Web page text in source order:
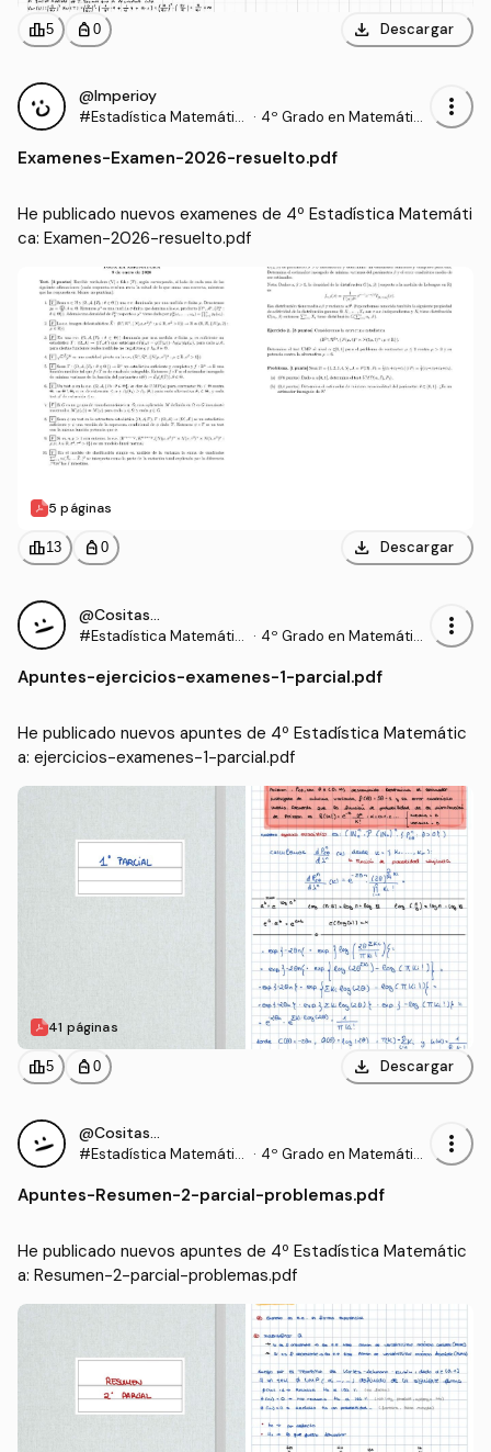
leaderboard5 personal_bag 0 download Descargar
@Imperioy
#Estadística Matemátic · 4º Grado en Matemátic
more_vert
Examenes-Examen-2026-resuelto.pdf
He publicado nuevos examenes de 4º Estadística Matemáti
ca: Examen-2026-resuelto.pdf
5 páginas
leaderboard13 personal_bag 0 download Descargar
@Cositas__
#Estadística Matemátic · 4º Grado en Matemátic
more_vert
Apuntes-ejercicios-examenes-1-parcial.pdf
He publicado nuevos apuntes de 4º Estadística Matemátic
a: ejercicios-examenes-1-parcial.pdf
41 páginas
leaderboard5 personal_bag 0 download Descargar
@Cositas__
#Estadística Matemátic · 4º Grado en Matemátic
more_vert
Apuntes-Resumen-2-parcial-problemas.pdf
He publicado nuevos apuntes de 4º Estadística Matemátic
a: Resumen-2-parcial-problemas.pdf